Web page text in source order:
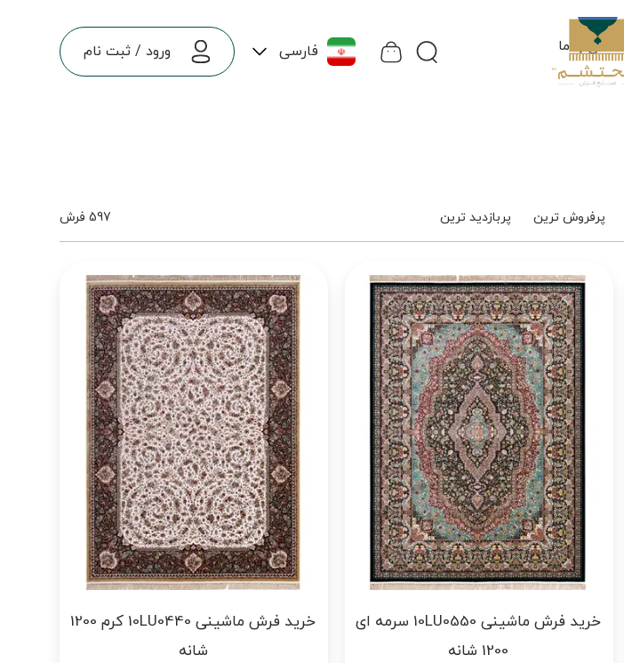
تماس با ما فارسی ورود / ثبت نام
پرفروش ترین پربازدید ترین 597 فرش
خرید فرش ماشینی 10LU0550 سرمه ای
1200 شانه
خرید فرش ماشینی 10LU0440 کرم 1200
شانه